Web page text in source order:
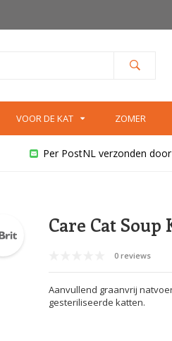
VOOR DE KAT ZOMER
Per PostNL verzonden
Care Cat Soup
0 reviews
Aanvullend graanvrij
gesteriliseerde katten.